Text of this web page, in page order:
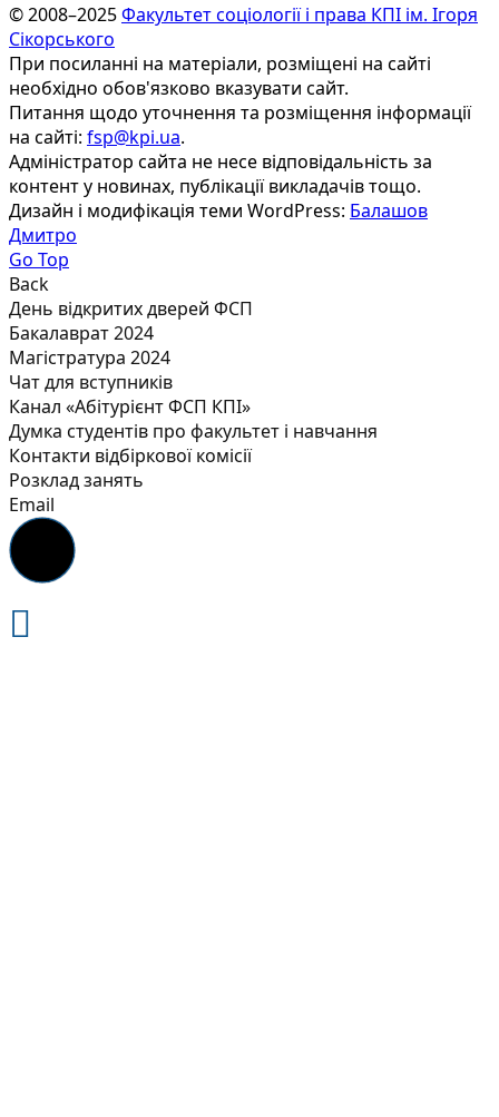
© 2008–2025Факультет соціології і права КПІ ім. Ігоря
Сікорського
При посиланні на матеріали, розміщені на сайті
необхідно обов'язково вказувати сайт.
Питання щодо уточнення та розміщення інформації
на сайті: fsp@kpi.ua.
Адміністратор сайта не несе відповідальність за
контент у новинах, публікації викладачів тощо.
Дизайн і модифікація теми WordPress: Балашов
Дмитро
Go Top
Back
День відкритих дверей ФСП
Бакалаврат 2024
Магістратура 2024
Чат для вступників
Канал «Абітурієнт ФСП КПІ»
Думка студентів про факультет і навчання
Контакти відбіркової комісії
Розклад занять
Email